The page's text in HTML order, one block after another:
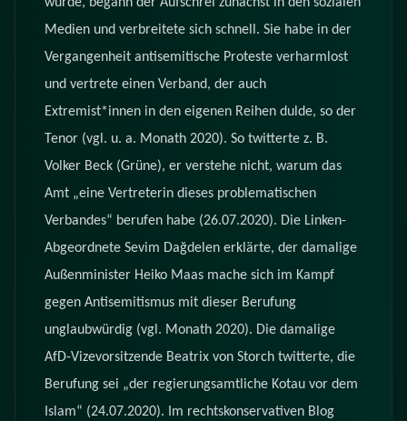
wurde, begann der Aufschrei zunächst in den sozialen
Medien und verbreitete sich schnell. Sie habe in der
Vergangenheit antisemitische Proteste verharmlost
und vertrete einen Verband, der auch
Extremist*innen in den eigenen Reihen dulde, so der
Tenor (vgl. u. a. Monath 2020). So twitterte z. B.
Volker Beck (Grüne), er verstehe nicht, warum das
Amt „eine Vertreterin dieses problematischen
Verbandes“ berufen habe (26.07.2020). Die Linken-
Abgeordnete Sevim Dağdelen erklärte, der damalige
Außenminister Heiko Maas mache sich im Kampf
gegen Antisemitismus mit dieser Berufung
unglaubwürdig (vgl. Monath 2020). Die damalige
AfD-Vizevorsitzende Beatrix von Storch twitterte, die
Berufung sei „der regierungsamtliche Kotau vor dem
Islam“ (24.07.2020). Im rechtskonservativen Blog